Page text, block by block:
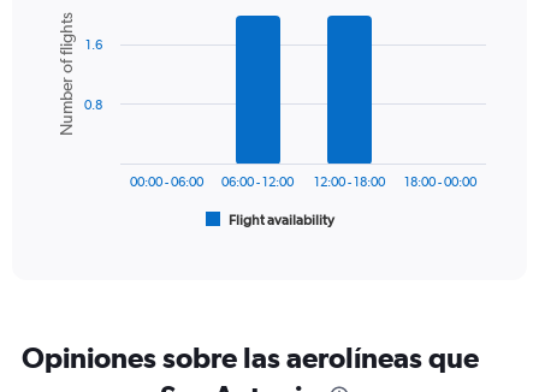
axis
displaying
values.
Range:
chart
with
bars.
The
categories.
Chart
graphic.
Number of flights
Flight availability
00:00 - 06:00 06:00 - 12:00 12:00 - 18:00 18:00 - 00:00
0.8
1.6
Opiniones sobre las aerolíneas que